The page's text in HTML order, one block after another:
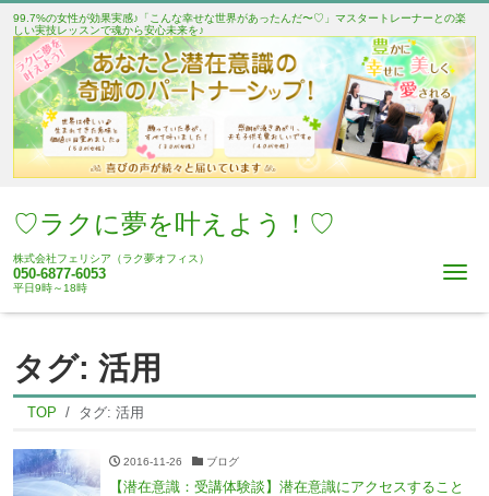
99.7%の女性が効果実感♪「こんな幸せな世界があったんだ〜♡」マスタートレーナーとの楽
しい実技レッスンで魂から安心未来を♪
♡ラクに夢を叶えよう！♡
株式会社フェリシア（ラク夢オフィス）
050-6877-6053
平日9時～18時
タグ: 活用
TOP タグ: 活用
2016-11-26 ブログ
【潜在意識：受講体験談】潜在意識にアクセスすること